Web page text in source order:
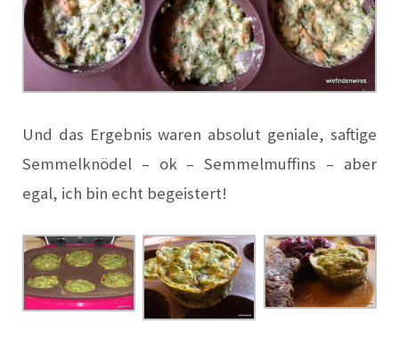
Und das Ergebnis waren absolut geniale, saftige
Semmelknödel – ok – Semmelmuffins – aber
egal, ich bin echt begeistert!